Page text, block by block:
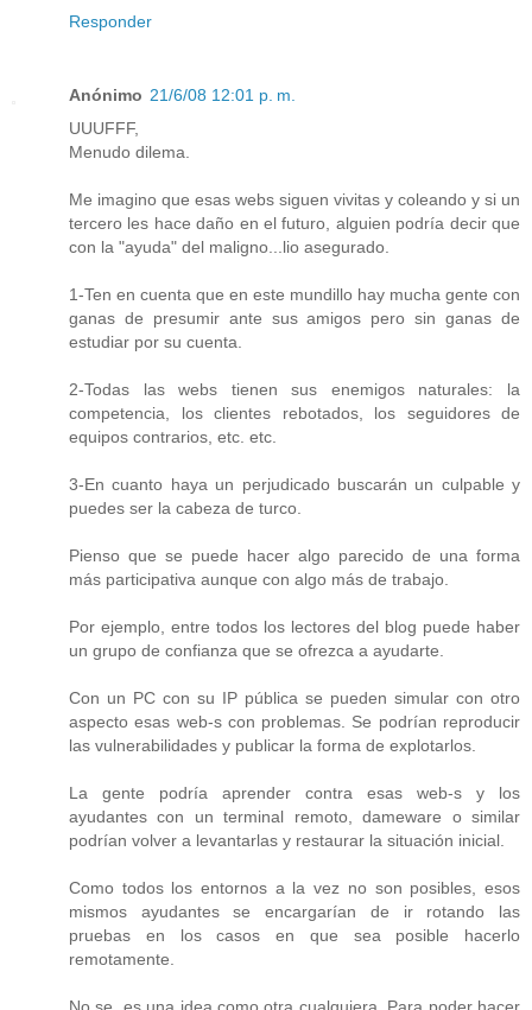
Responder
Anónimo 21/6/08 12:01 p. m.
UUUFFF,
Menudo dilema.
Me imagino que esas webs siguen vivitas y coleando y si un
tercero les hace daño en el futuro, alguien podría decir que
con la "ayuda" del maligno...lio asegurado.
1-Ten en cuenta que en este mundillo hay mucha gente con
ganas de presumir ante sus amigos pero sin ganas de
estudiar por su cuenta.
2-Todas las webs tienen sus enemigos naturales: la
competencia, los clientes rebotados, los seguidores de
equipos contrarios, etc. etc.
3-En cuanto haya un perjudicado buscarán un culpable y
puedes ser la cabeza de turco.
Pienso que se puede hacer algo parecido de una forma
más participativa aunque con algo más de trabajo.
Por ejemplo, entre todos los lectores del blog puede haber
un grupo de confianza que se ofrezca a ayudarte.
Con un PC con su IP pública se pueden simular con otro
aspecto esas web-s con problemas. Se podrían reproducir
las vulnerabilidades y publicar la forma de explotarlos.
La gente podría aprender contra esas web-s y los
ayudantes con un terminal remoto, dameware o similar
podrían volver a levantarlas y restaurar la situación inicial.
Como todos los entornos a la vez no son posibles, esos
mismos ayudantes se encargarían de ir rotando las
pruebas en los casos en que sea posible hacerlo
remotamente.